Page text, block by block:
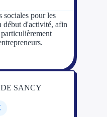
sociales pour les
début d'activité, afin
SANCY